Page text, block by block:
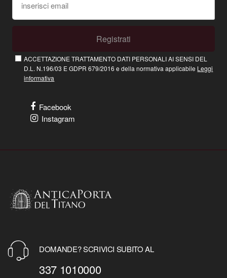
Registrati
ACCETTAZIONE TRATTAMENTO DATI PERSONALI AI SENSI DEL
D.L. N.196/03 E GDPR 679/2016 e della normativa applicabile Leggi
informativa
Facebook
Instagram
DOMANDE? SCRIVICI SUBITO AL
337 1010000